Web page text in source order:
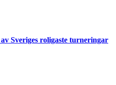
Sveriges roligaste turneringar